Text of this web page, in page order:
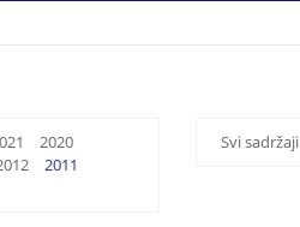
2020
2011
Svi sadržaji